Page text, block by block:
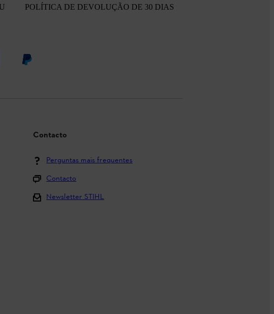
POLÍTICA DE DEVOLUÇÃO DE 30 DIAS
Contacto
Perguntas mais frequentes
Contacto
Newsletter STIHL